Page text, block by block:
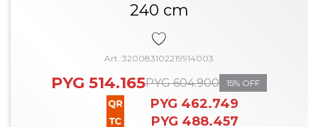
240 cm
320083102219914003
PYG 514.165PYG 604.900 15
PYG 462.749
PYG 488.457